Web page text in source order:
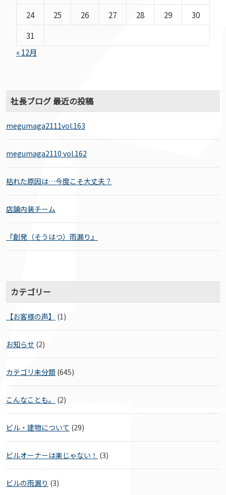
24
25 26 27 28 29
30
31
« 12月
社長ブログ 最近の投稿
megumaga2111vol.163
megumaga2110 vol.162
枯れた原因は…今度こそ大丈夫？
店舗内装チーム
『創発（そうはつ）雨漏り』
カテゴリー
【お客様の声】 (1)
お知らせ (2)
カテゴリ未分類 (645)
こんなことも。 (2)
ビル・建物について (29)
ビルオーナーは楽じゃない！ (3)
ビルの雨漏り (3)